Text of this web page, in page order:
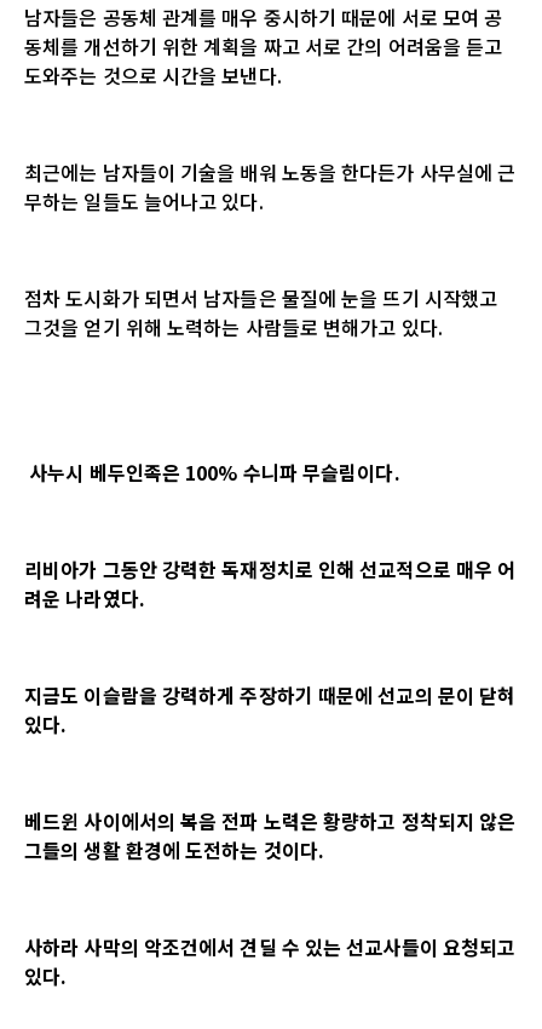
남자들은 공동체 관계를 매우 중시하기 때문에 서로 모여 공
동체를 개선하기 위한 계획을 짜고 서로 간의 어려움을 듣고
도와주는 것으로 시간을 보낸다.
최근에는 남자들이 기술을 배워 노동을 한다든가 사무실에 근
무하는 일들도 늘어나고 있다.
점차 도시화가 되면서 남자들은 물질에 눈을 뜨기 시작했고
그것을 얻기 위해 노력하는 사람들로 변해가고 있다.
사누시 베두인족은 100% 수니파 무슬림이다.
리비아가 그동안 강력한 독재정치로 인해 선교적으로 매우 어
려운 나라였다.
지금도 이슬람을 강력하게 주장하기 때문에 선교의 문이 닫혀
있다.
베드윈 사이에서의 복음 전파 노력은 황량하고 정착되지 않은
그들의 생활 환경에 도전하는 것이다.
사하라 사막의 악조건에서 견딜 수 있는 선교사들이 요청되고
있다.